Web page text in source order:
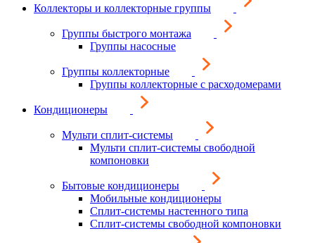
Коллекторы и коллекторные группы
Группы быстрого монтажа
Группы насосные
Группы коллекторные
Группы коллекторные с расходомерами
Кондиционеры
Мульти сплит-системы
Мульти сплит-системы свободной
компоновки
Бытовые кондиционеры
Мобильные кондиционеры
Сплит-системы настенного типа
Сплит-системы свободной компоновки